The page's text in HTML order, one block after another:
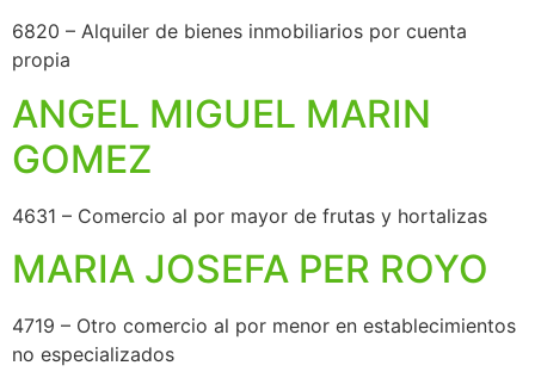
6820 – Alquiler de bienes inmobiliarios por cuenta
propia
ANGEL MIGUEL MARIN
GOMEZ
4631 – Comercio al por mayor de frutas y hortalizas
MARIA JOSEFA PER ROYO
4719 – Otro comercio al por menor en establecimientos
no especializados